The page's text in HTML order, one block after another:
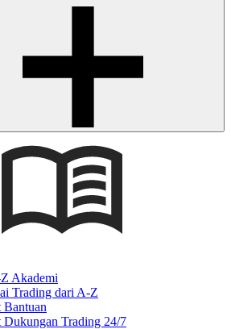
Akademi
Trading dari A-Z
Bantuan
Dukungan Trading 24/7